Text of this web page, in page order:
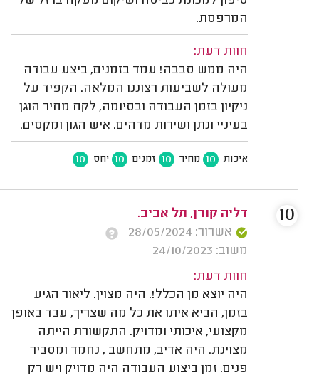
המרפסת.
חוות דעת:
היה ממש סבבה! עמד בזמנים, ביצע עבודה
מעולה לשביעות רצוננו המלאה. הקפיד על
ניקיון בזמן העבודה ובסיומה, לקח מחיר הוגן
בעיניי ונתן ושירות מדהים. איש הגון ומקסים.
איכות 10 מחיר 10 זמנים 10 יחס 10
דליה קורן, תל אביב.
אשרור: 28/05/2024
משוב: 24/10/2023
חוות דעת:
היה יוצא מן הכלל!. היה מצוין. ליאור הגיע
בזמן, הביא איתו את כל מה שצריך, עבד באופן
מקצועי, איכותי ומדויק. התקשורת הייתה
מצוינת. היה אדיב, מתחשב , נחמד ומסביר
פנים. זמן ביצוע העבודה היה מדויק ויש רק
10